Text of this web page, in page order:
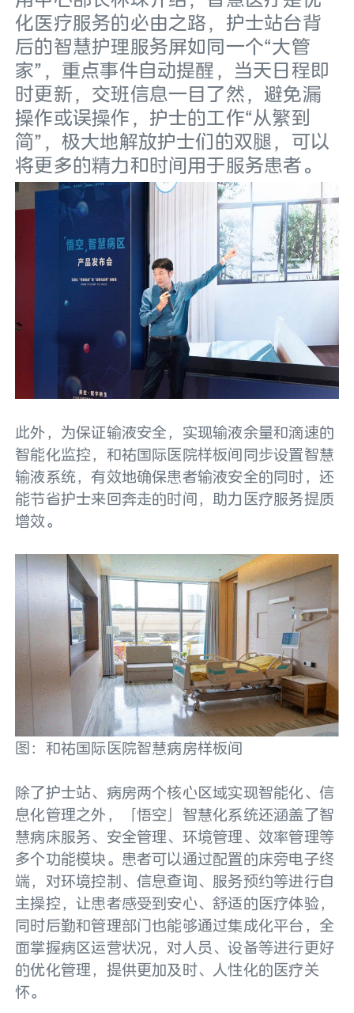
化医疗服务的必由之路，护士站台背
后的智慧护理服务屏如同一个“大管
家”，重点事件自动提醒，当天日程即
时更新，交班信息一目了然，避免漏
操作或误操作，护士的工作“从繁到
简”，极大地解放护士们的双腿，可以
将更多的精力和时间用于服务患者。
此外，为保证输液安全，实现输液余量和滴速的
智能化监控，和祐国际医院样板间同步设置智慧
输液系统，有效地确保患者输液安全的同时，还
能节省护士来回奔走的时间，助力医疗服务提质
增效。
图：和祐国际医院智慧病房样板间
除了护士站、病房两个核心区域实现智能化、信
息化管理之外，「悟空」智慧化系统还涵盖了智
慧病床服务、安全管理、环境管理、效率管理等
多个功能模块。患者可以通过配置的床旁电子终
端，对环境控制、信息查询、服务预约等进行自
主操控，让患者感受到安心、舒适的医疗体验，
同时后勤和管理部门也能够通过集成化平台，全
面掌握病区运营状况，对人员、设备等进行更好
的优化管理，提供更加及时、人性化的医疗关
怀。